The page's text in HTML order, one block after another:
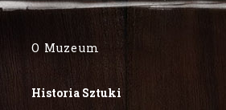
O Muzeum
Historia Sztuki